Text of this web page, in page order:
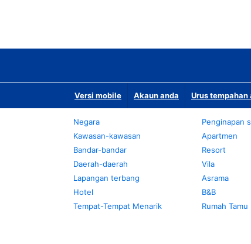
Versi mobile Akaun anda Urus tempahan
Negara
Kawasan-kawasan
Bandar-bandar
Daerah-daerah
Lapangan terbang
Hotel
Tempat-Tempat Menarik
Penginapan
Apartmen
Resort
Vila
Asrama
B&B
Rumah Tamu